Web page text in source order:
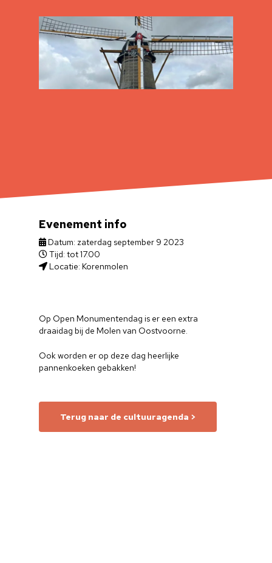
Op Open Monumentendag is er een extra
draaidag bij de Molen van Oostvoorne.
Ook worden er op deze dag heerlijke
pannenkoeken gebakken!
Terug naar de cultuuragenda >
Evenement info
Datum: zaterdag september 9 2023
Tijd: tot 17.00
Locatie: Korenmolen